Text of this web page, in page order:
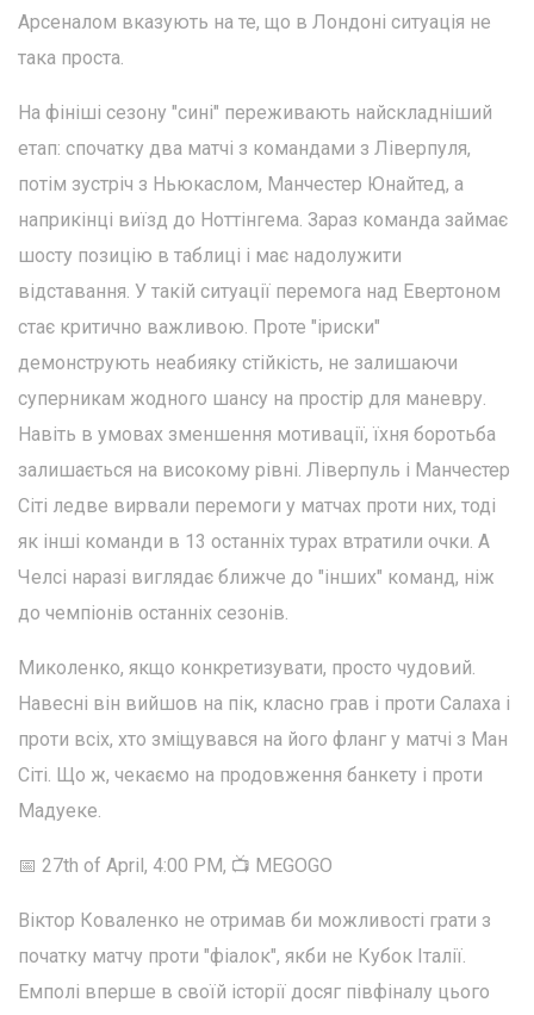
Арсеналом вказують на те, що в Лондоні ситуація не
така проста.
На фініші сезону "сині" переживають найскладніший
етап: спочатку два матчі з командами з Ліверпуля,
потім зустріч з Ньюкаслом, Манчестер Юнайтед, а
наприкінці виїзд до Ноттінгема. Зараз команда займає
шосту позицію в таблиці і має надолужити
відставання. У такій ситуації перемога над Евертоном
стає критично важливою. Проте "іриски"
демонструють неабияку стійкість, не залишаючи
суперникам жодного шансу на простір для маневру.
Навіть в умовах зменшення мотивації, їхня боротьба
залишається на високому рівні. Ліверпуль і Манчестер
Сіті ледве вирвали перемоги у матчах проти них, тоді
як інші команди в 13 останніх турах втратили очки. А
Челсі наразі виглядає ближче до "інших" команд, ніж
до чемпіонів останніх сезонів.
Миколенко, якщо конкретизувати, просто чудовий.
Навесні він вийшов на пік, класно грав і проти Салаха і
проти всіх, хто зміщувався на його фланг у матчі з Ман
Сіті. Що ж, чекаємо на продовження банкету і проти
Мадуеке.
📅 27th of April, 4:00 PM, 📺 MEGOGO
Віктор Коваленко не отримав би можливості грати з
початку матчу проти "фіалок", якби не Кубок Італії.
Емполі вперше в своїй історії досяг півфіналу цього